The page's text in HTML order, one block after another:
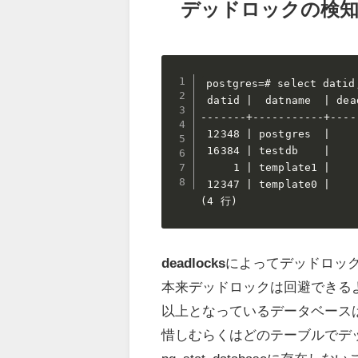
デッドロックの検
postgres=# select
datid |  datname  |
-------+-----------
12348 | postgres  |
16384 | testdb    |
1 | template1 |
12347 | template0 |
(4 行)
deadlocksによってデッドロッ
本来デッドロックは回避できる
以上となっているデータベース
惜しむらくはどのテーブルで